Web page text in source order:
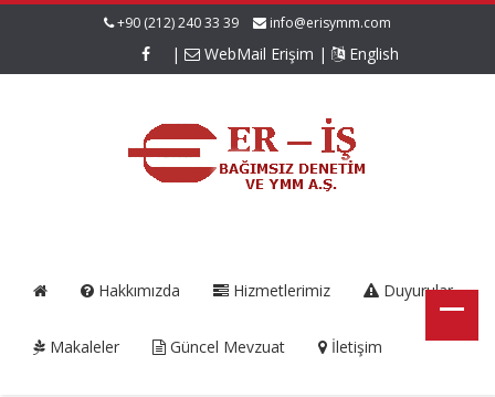
+90 (212) 240 33 39 info@erisymm.com
| WebMail Erişim | English
Hakkımızda Hizmetlerimiz Duyurular
Makaleler Güncel Mevzuat İletişim